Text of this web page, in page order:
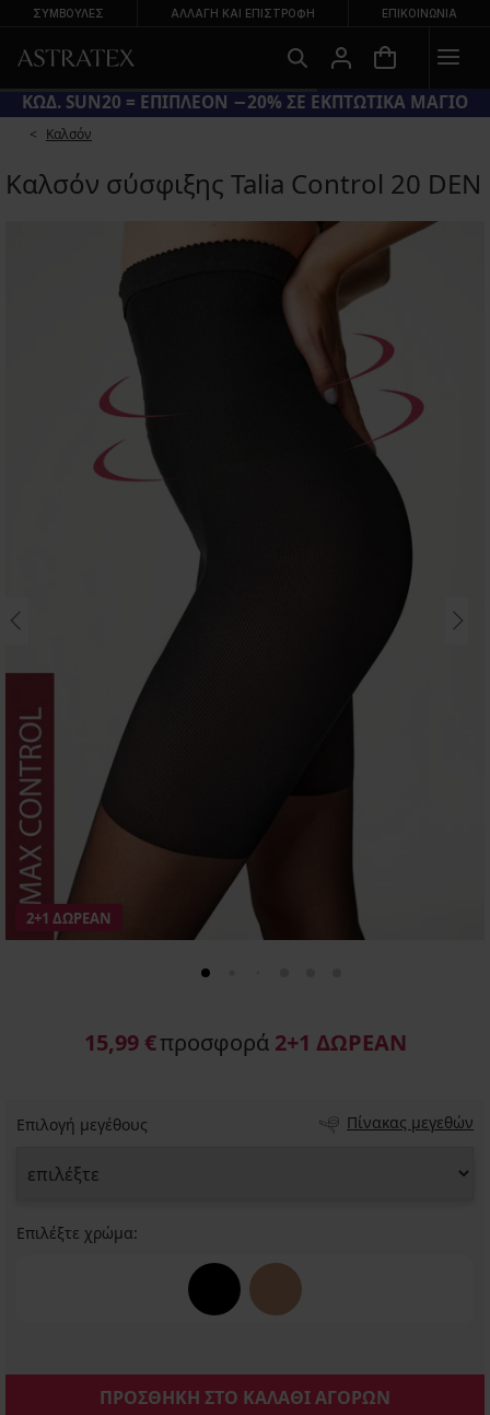
ΣΥΜΒΟΥΛΕΣ ΑΛΛΑΓΉ ΚΑΙ ΕΠΙΣΤΡΟΦΉ ΕΠΙΚΟΙΝΩΝΊΑ
ΚΩΔ. SUN20 = ΕΠΙΠΛΕΟΝ −20% ΣΕ ΕΚΠΤΩΤΙΚΑ ΜΑΓΙΟ
Καλσόν
Καλσόν σύσφιξης Talia Control 20 DEN
2+1 ΔΩΡΕΑΝ
15,99 €προσφορά 2+1 ΔΩΡΕΑΝ
Επιλογή μεγέθους Πίνακας μεγεθών
Επιλέξτε χρώμα:
ΠΡΟΣΘΗΚΗ ΣΤΟ ΚΑΛΑΘΙ ΑΓΟΡΩΝ